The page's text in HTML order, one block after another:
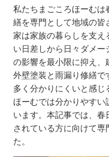
私たちまごころほーむ
繕を専門として地域の皆
家は家族の暮らしを支
い日差しから日々ダメ
の影響を最小限に抑え
外壁塗装と雨漏り修繕
多く分かりにくいと感
ほーむでは分かりやす
います。本記事では、
されている方に向けて
た。